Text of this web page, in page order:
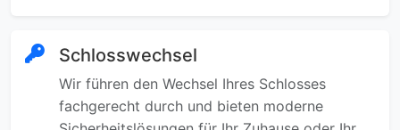
Schlosswechsel
Wir führen den Wechsel Ihres Schlosses
fachgerecht durch und bieten moderne